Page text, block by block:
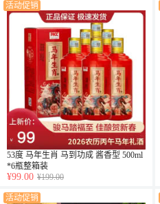
活动促销
53度 马年生肖 马到功成 酱香型 500ml
*6瓶整箱装
¥99.00 ¥199.00
活动促销